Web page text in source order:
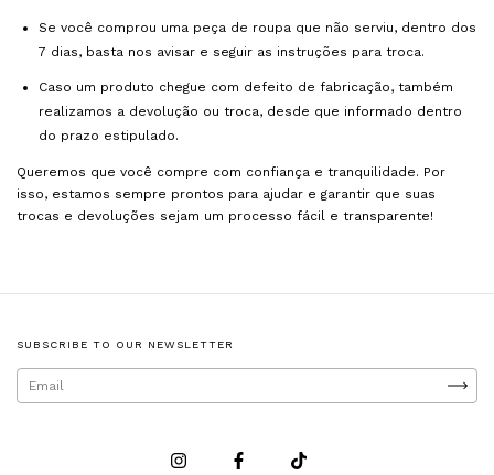
Se você comprou uma peça de roupa que não serviu, dentro dos
7 dias, basta nos avisar e seguir as instruções para troca.
Caso um produto chegue com defeito de fabricação, também
realizamos a devolução ou troca, desde que informado dentro
do prazo estipulado.
Queremos que você compre com confiança e tranquilidade. Por
isso, estamos sempre prontos para ajudar e garantir que suas
trocas e devoluções sejam um processo fácil e transparente!
SUBSCRIBE TO OUR NEWSLETTER